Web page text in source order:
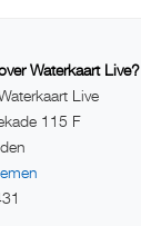
Waterkaart Live?
Live
115 F